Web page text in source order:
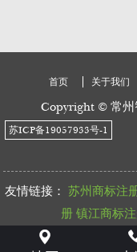
首页 关于我们
Copyright © 常
苏ICP备19057933号-1
友情链接： 苏州商标注
册 镇江商标
